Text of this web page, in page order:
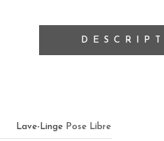
Lave-Linge Pose Libre